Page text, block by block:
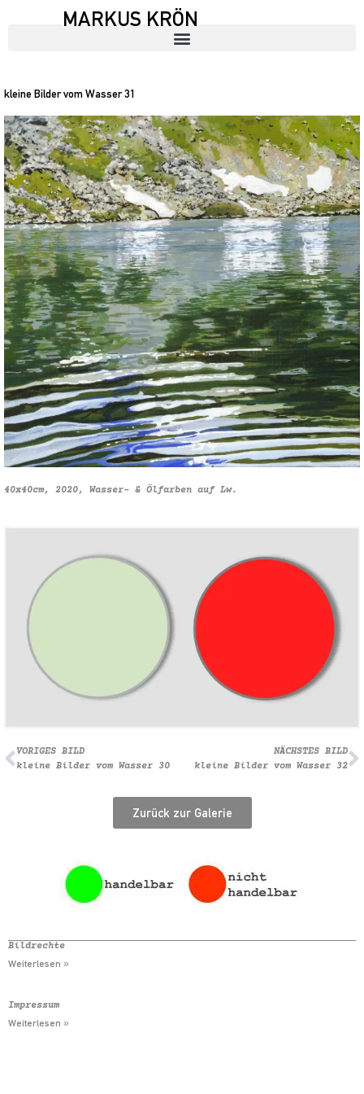
MARKUS KRÖN
kleine Bilder vom Wasser 31
40x40cm, 2020, Wasser- & Ölfarben auf Lw.
VORIGES BILD
kleine Bilder vom Wasser 30
NÄCHSTES BILD
kleine Bilder vom Wasser 32
Zurück zur Galerie
Bildrechte
Weiterlesen »
Impressum
Weiterlesen »